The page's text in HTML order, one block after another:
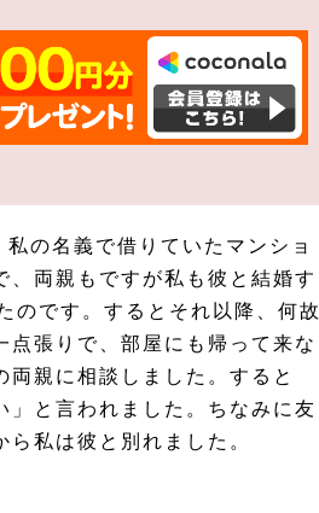
の名義で借りていたマンショ
両親もですが私も彼と結婚す
のです。するとそれ以降、何故
張りで、部屋にも帰って来な
親に相談しました。すると
」と言われました。ちなみに友
私は彼と別れました。